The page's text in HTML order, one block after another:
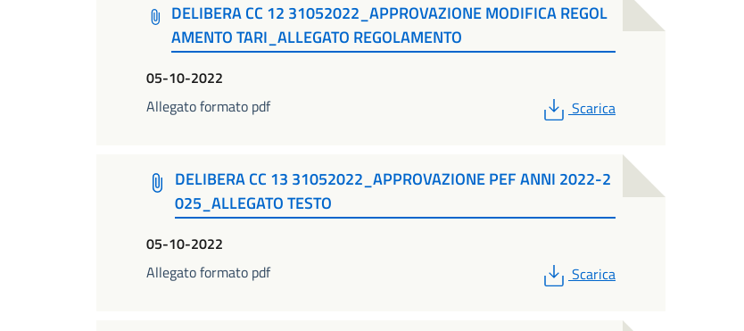
DELIBERA CC 12 31052022_APPROVAZIONE MODIFICA REGOL
AMENTO TARI_ALLEGATO REGOLAMENTO
05-10-2022
Allegato formato pdf
PDF
Scarica
DELIBERA CC 13 31052022_APPROVAZIONE PEF ANNI 2022-2
025_ALLEGATO TESTO
05-10-2022
Allegato formato pdf
PDF
Scarica